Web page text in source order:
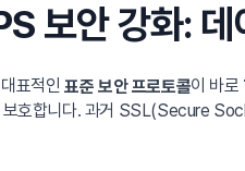
보안 강화: 데
대표적인표준 보안 프로토콜이 바로
보호합니다. 과거 SSL(Secure